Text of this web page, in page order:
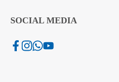
SOCIAL MEDIA